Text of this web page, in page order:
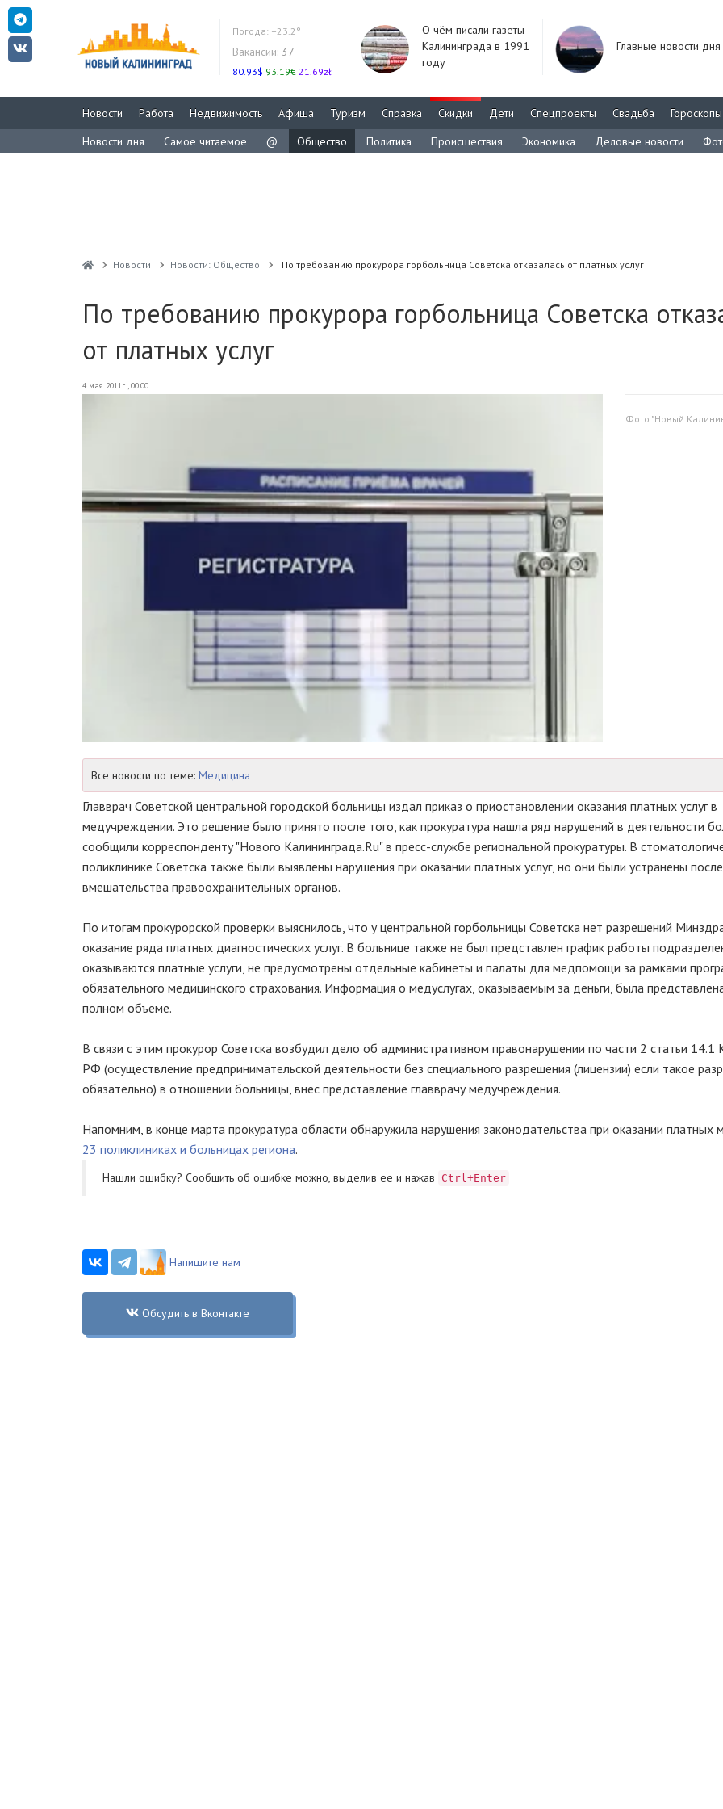
Погода: +23.2°
Вакансии: 37
80.93$ 93.19€ 21.69zł
О чём писали газеты
Калининграда в 1991
году
Главные новости дня
Новости Работа Недвижимость Афиша Туризм Справка Скидки Дети Спецпроекты Свадьба
Гороскопы
Новости дня
Самое читаемое @ Общество Политика Происшествия Экономика Деловые новости
Новости Новости: Общество По требованию прокурора горбольница Советска отказалась от платных услуг
По требованию прокурора горбольница Советска
от платных услуг
4 мая 2011г., 00:00
Фото "Новый
Все новости по теме: Медицина
Главврач Советской центральной городской больницы издал приказ о приостановлении оказания платных услуг в
медучреждении. Это решение было принято после того, как прокуратура нашла ряд нарушений в деятельности
сообщили корреспонденту "Нового Калининграда.Ru" в пресс-службе региональной прокуратуры. В
поликлинике Советска также были выявлены нарушения при оказании платных услуг, но они были устранены после
вмешательства правоохранительных органов.
По итогам прокурорской проверки выяснилось, что у центральной горбольницы Советска нет разрешений
оказание ряда платных диагностических услуг. В больнице также не был представлен график работы
оказываются платные услуги, не предусмотрены отдельные кабинеты и палаты для медпомощи за рамками
обязательного медицинского страхования. Информация о медуслугах, оказываемым за деньги, была
полном объеме.
В связи с этим прокурор Советска возбудил дело об административном правонарушении по части 2 статьи 14.1
РФ (осуществление предпринимательской деятельности без специального разрешения (лицензии) если такое
обязательно) в отношении больницы, внес представление главврачу медучреждения.
Напомним, в конце марта прокуратура области обнаружила нарушения законодательства при оказании платных
23 поликлиниках и больницах региона.
Нашли ошибку? Cообщить об ошибке можно, выделив ее и нажав Ctrl+Enter
Напишите нам
Обсудить в Вконтакте